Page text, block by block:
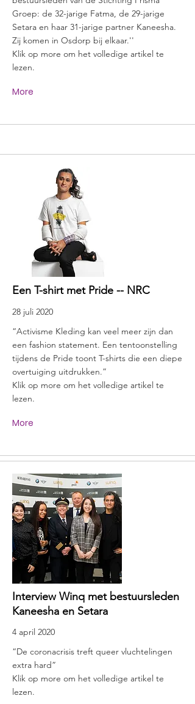
Groep: de 32-jarige Fatma, de 29-jarige
Setara en haar 31-jarige partner Kaneesha.
Zij komen in Osdorp bij elkaar.''
Klik op more om het volledige artikel te
lezen.
More
Een T-shirt met Pride -- NRC
28 juli 2020
“Activisme Kleding kan veel meer zijn dan
een fashion statement. Een tentoonstelling
tijdens de Pride toont T-shirts die een diepe
overtuiging uitdrukken.”
Klik op more om het volledige artikel te
lezen.
More
Interview Winq met bestuursleden
Kaneesha en Setara
4 april 2020
“De coronacrisis treft queer vluchtelingen
extra hard”
Klik op more om het volledige artikel te
lezen.